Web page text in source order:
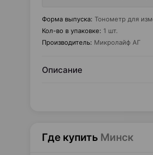
Форма выпуска: Тонометр для
Кол-во в упаковке: 1 шт.
Производитель: Микролайф АГ
Описание
Где купить Минск